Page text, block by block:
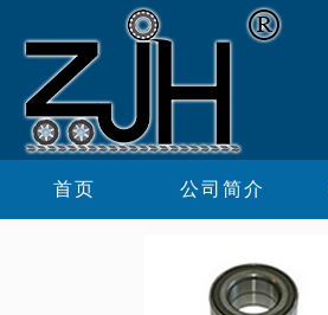
首页 公司简介